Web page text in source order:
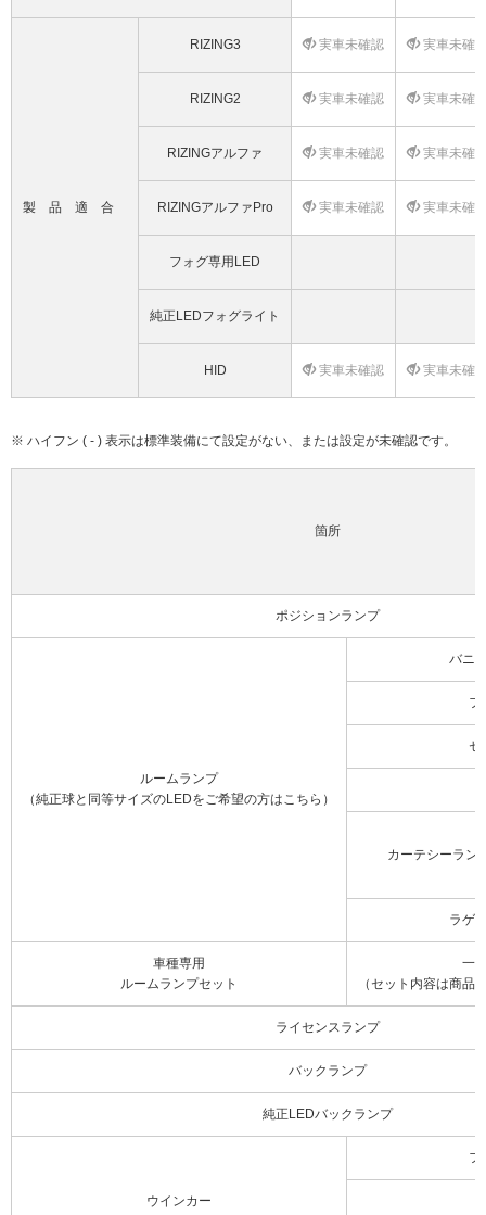
製品適合
RIZING3 実車未確認 実車未確
RIZING2 実車未確認 実車未確
RIZINGアルファ 実車未確認 実車未確
RIZINGアルファPro 実車未確認 実車未確
フォグ専用LED
純正LEDフォグライト
HID 実車未確認 実車未確
※ ハイフン ( - ) 表示は標準装備にて設定がない、または設定が未確認です。
箇所
ポジションランプ
ルームランプ
（純正球と同等サイズのLEDをご希望の方はこちら）
バニ
フ
セ
カーテシーラン
ラゲ
車種専用
ルームランプセット
一
（セット内容は商品
ライセンスランプ
バックランプ
純正LEDバックランプ
ウインカー
フ